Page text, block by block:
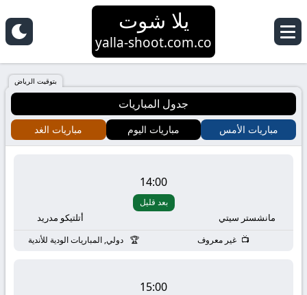
yalla
shoot
|
يلا
HD
يلا شوت
yalla-shoot.com.co
بتوقيت الرياض
جدول المباريات
مباريات الأمس مباريات اليوم مباريات الغد
مانشستر سيتي
14:00
بعد قليل
أتلتيكو مدريد
غير معروف دولي, المباريات الودية للأندية
15:00